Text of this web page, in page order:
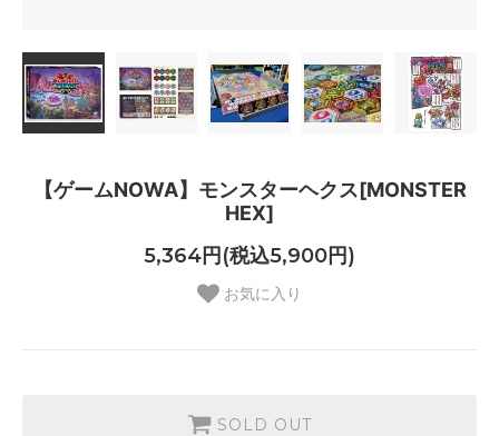
【ゲームNOWA】モンスターヘクス[MONSTER
HEX]
5,364円(税込5,900円)
お気に入り
SOLD OUT